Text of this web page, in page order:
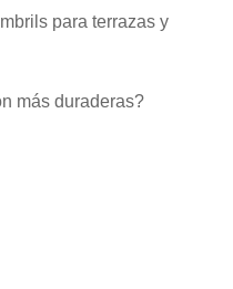
para terrazas y
más duraderas?